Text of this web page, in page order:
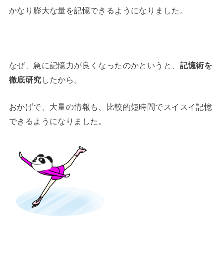
かなり膨大な量を記憶できるようになりました。
なぜ、急に記憶力が良くなったのかというと、 記憶術を
徹底研究 したから。
おかげで、大量の情報も、比較的短時間でスイスイ記憶
できるようになりました。